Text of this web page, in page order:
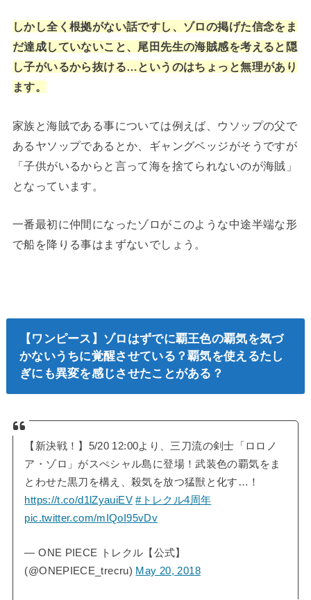
しかし全く根拠がない話ですし、ゾロの掲げた信念をま
だ達成していないこと、尾田先生の海賊感を考えると隠
し子がいるから抜ける…というのはちょっと無理があり
ます。
家族と海賊である事については例えば、ウソップの父で
あるヤソップであるとか、ギャングベッジがそうですが
「子供がいるからと言って海を捨てられないのが海賊」
となっています。
一番最初に仲間になったゾロがこのような中途半端な形
で船を降りる事はまずないでしょう。
【ワンピース】ゾロはずでに覇王色の覇気を気づ
かないうちに覚醒させている？覇気を使えるたし
ぎにも異変を感じさせたことがある？
【新決戦！】5/20 12:00より、三刀流の剣士「ロロノ
ア・ゾロ」がスぺシャル島に登場！武装色の覇気をま
とわせた黒刀を構え、殺気を放つ猛獣と化す…！
https://t.co/d1lZyauiEV #トレクル4周年
pic.twitter.com/mIQoI95vDv
— ONE PIECE トレクル【公式】
(@ONEPIECE_trecru) May 20, 2018